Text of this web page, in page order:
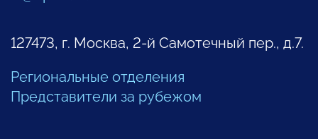
127473, г. Москва, 2-й Самотечный пер., д.7.
Региональные отделения
Представители за рубежом